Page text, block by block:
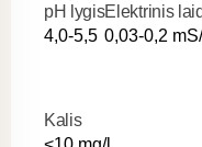
pH lygis
4,0-5,5
Elektrinis
0,03-0,2
Kalis